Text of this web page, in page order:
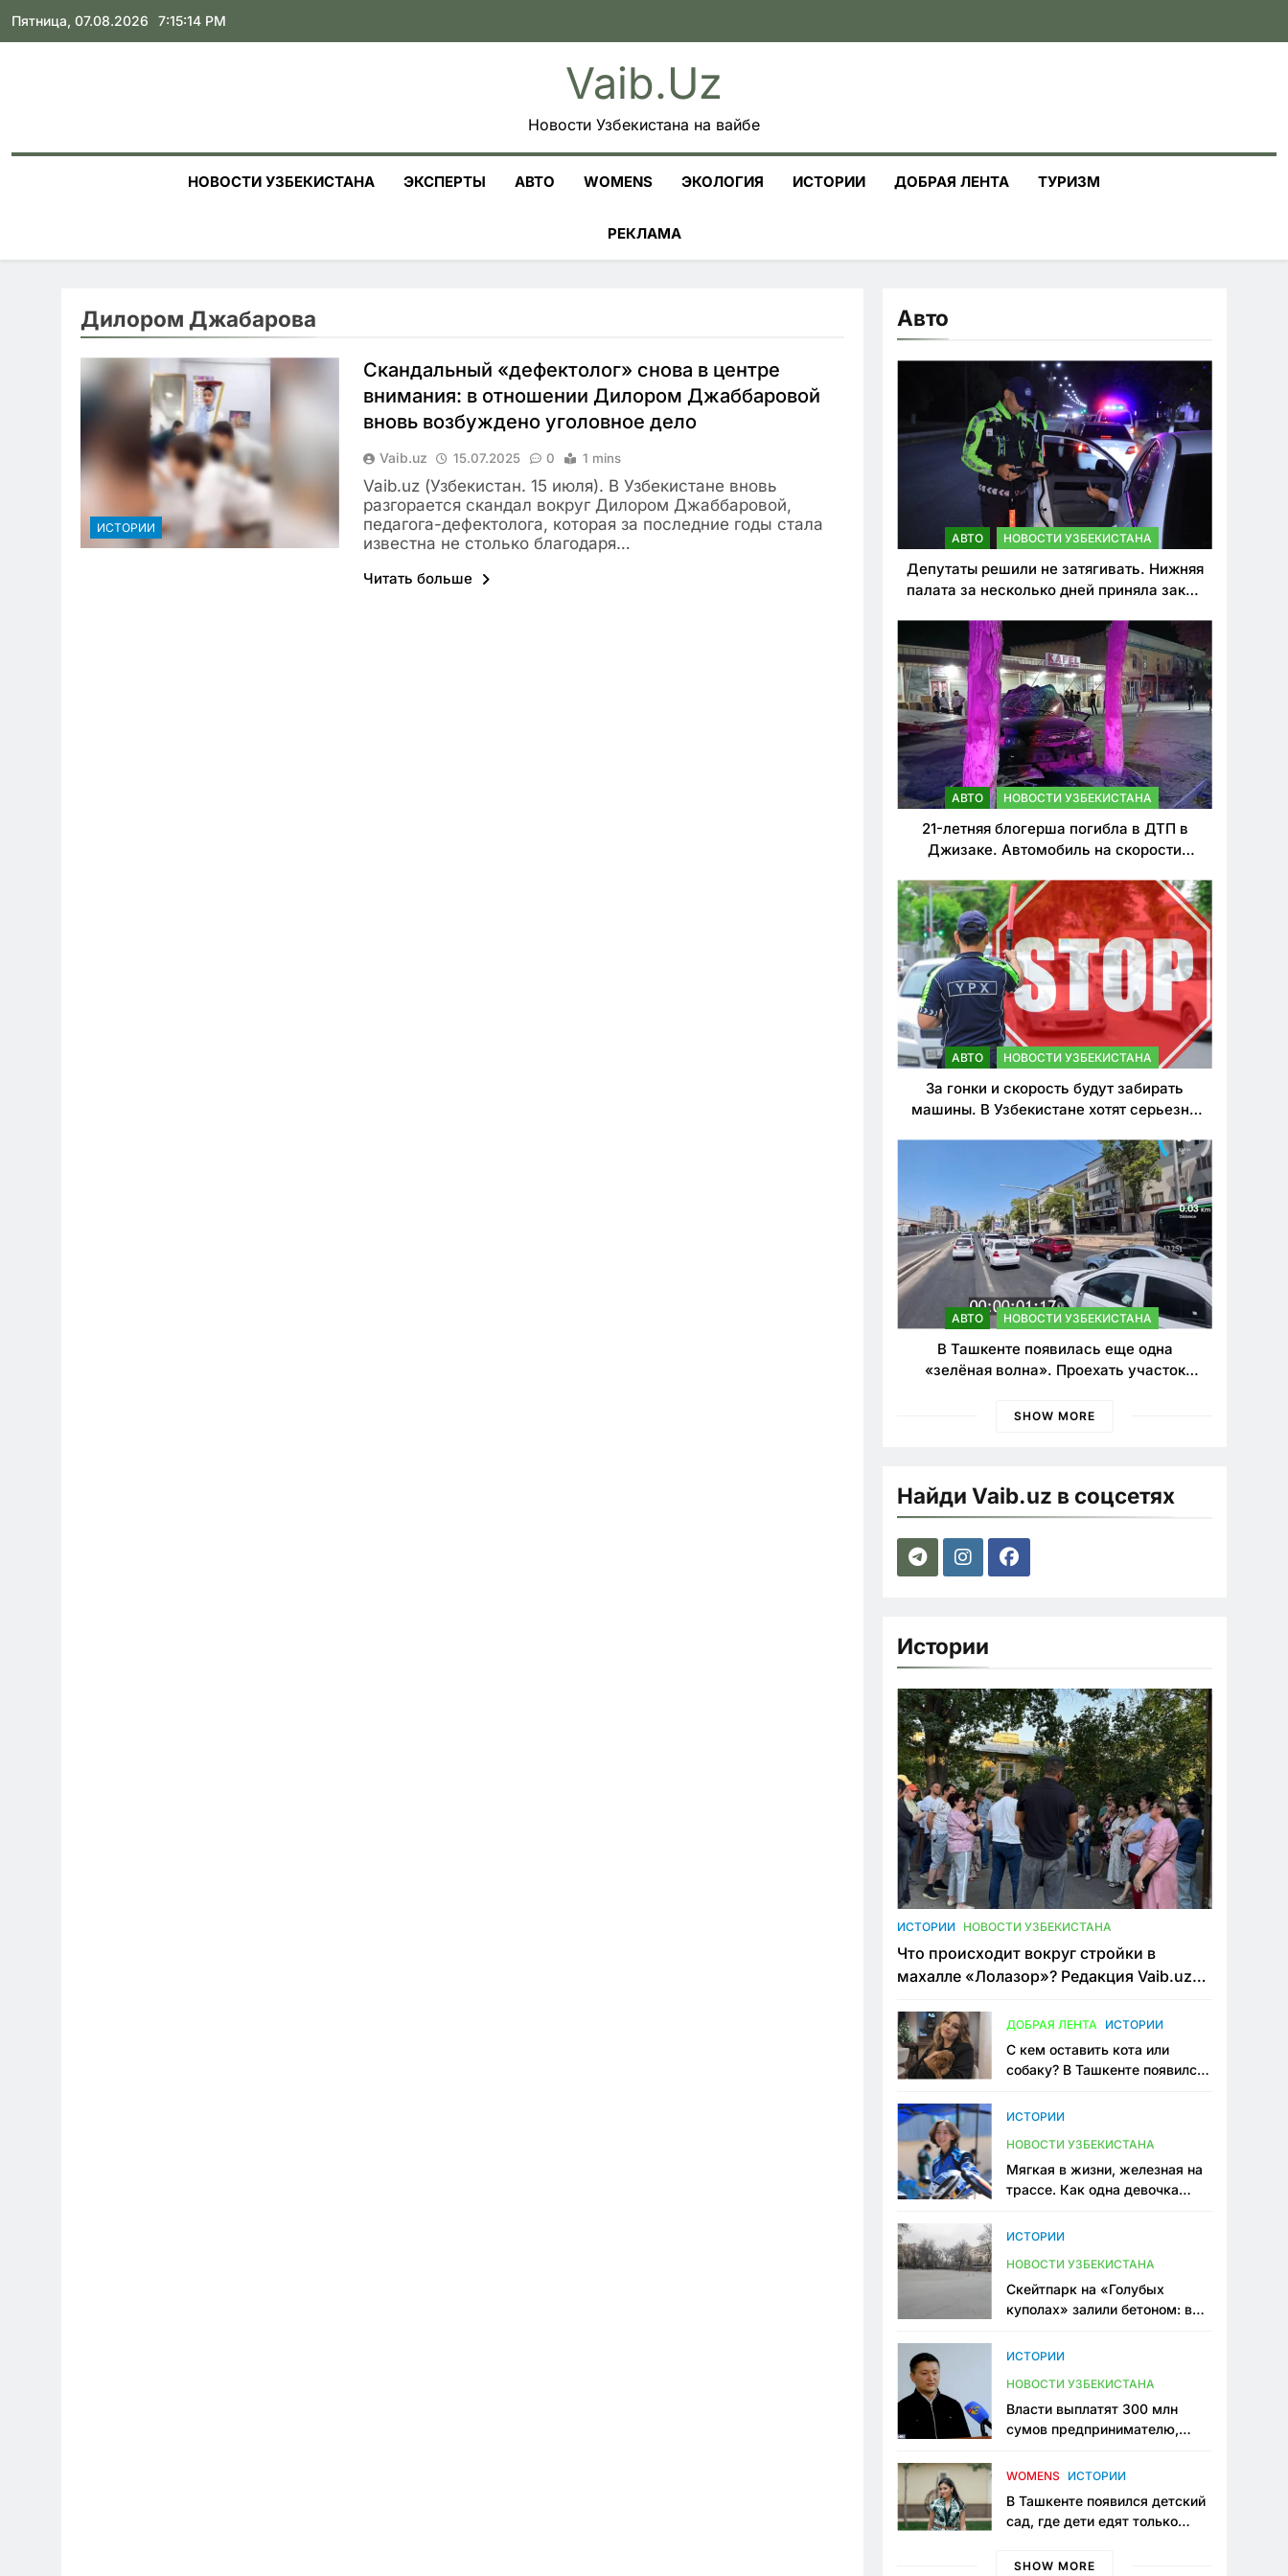
Skip
Пятница, 07.08.2026 7:15:15 PM
Vaib.uz
Новости Узбекистана на вайбе
НОВОСТИ УЗБЕКИСТАНА ЭКСПЕРТЫ АВТО WOMENS ЭКОЛОГИЯ ИСТОРИИ ДОБРАЯ ЛЕНТА ТУРИЗМ
РЕКЛАМА
Дилором Джабарова
ИСТОРИИ
Скандальный «дефектолог» снова в центре
внимания: в отношении Дилором Джаббаровой
вновь возбуждено уголовное дело
Vaib.uz 15.07.2025 0 1 mins
Vaib.uz (Узбекистан. 15 июля). В Узбекистане вновь
разгорается скандал вокруг Дилором Джаббаровой,
педагога-дефектолога, которая за последние годы стала
известна не столько благодаря…
Читать больше
Авто
АВТО НОВОСТИ УЗБЕКИСТАНА
Депутаты решили не затягивать. Нижняя
палата за несколько дней приняла закон
нарушителей ПДД
АВТО НОВОСТИ УЗБЕКИСТАНА
21-летняя блогерша погибла в ДТП в
Джизаке. Автомобиль на скорости
АВТО НОВОСТИ УЗБЕКИСТАНА
За гонки и скорость будут забирать
машины. В Узбекистане хотят серьезно
АВТО НОВОСТИ УЗБЕКИСТАНА
В Ташкенте появилась еще одна
«зелёная волна». Проехать участок
SHOW MORE
Найди Vaib.uz в соцсетях
Истории
ИСТОРИИ НОВОСТИ УЗБЕКИСТАНА
Что происходит вокруг стройки в
махалле «Лолазор»? Редакция Vaib.uz
конфликта
ДОБРАЯ ЛЕНТА ИСТОРИИ
С кем оставить кота или
собаку? В Ташкенте появился
ИСТОРИИ
НОВОСТИ УЗБЕКИСТАНА
Мягкая в жизни, железная на
трассе. Как одна девочка
Узбекистане
ИСТОРИИ
НОВОСТИ УЗБЕКИСТАНА
Скейтпарк на «Голубых
куполах» залили бетоном: в
одно общественное
ИСТОРИИ
НОВОСТИ УЗБЕКИСТАНА
Власти выплатят 300 млн
сумов предпринимателю,
тюрьме по незаконному
WOMENS ИСТОРИИ
В Ташкенте появился детский
сад, где дети едят только
мама, которая устала просить
SHOW MORE